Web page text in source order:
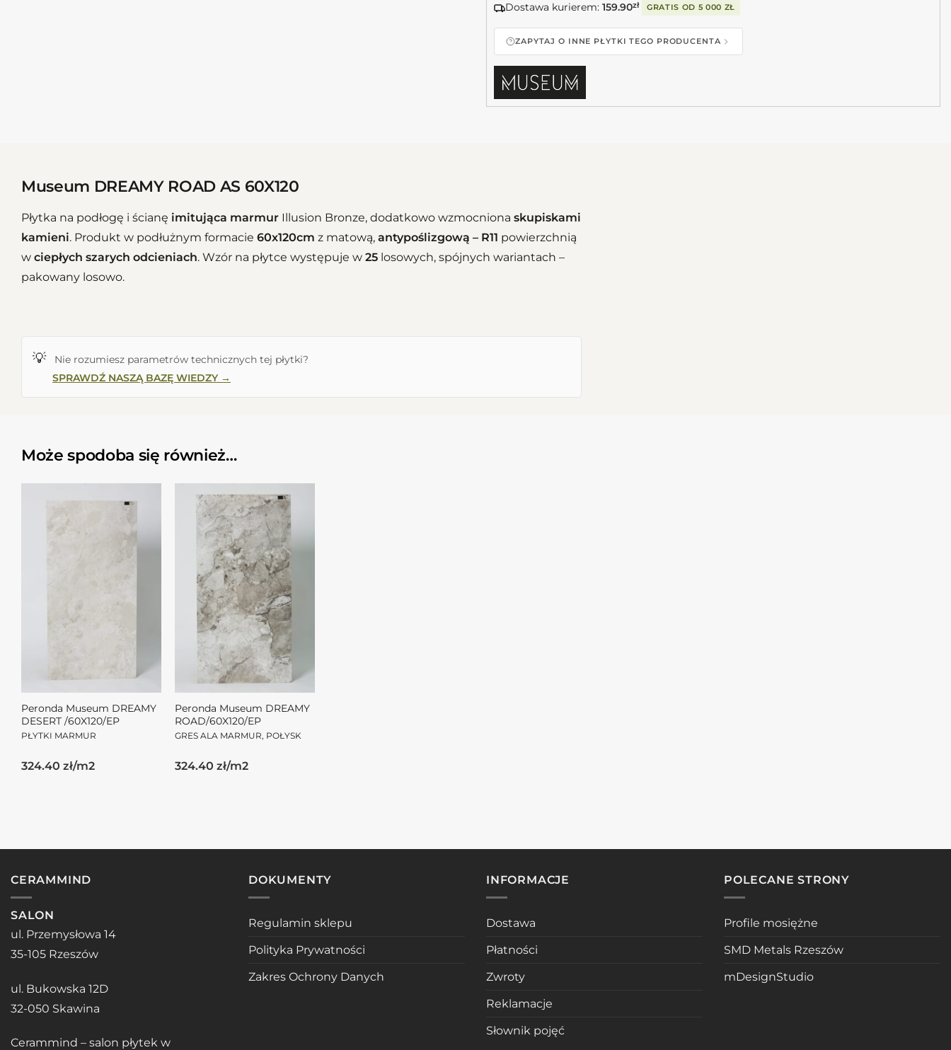
Dostawa kurierem: 159.90zł GRATIS OD 5 000 ZŁ
ZAPYTAJ O INNE PŁYTKI TEGO PRODUCENTA
Museum DREAMY ROAD AS 60X120
Płytka na podłogę i ścianę imitująca marmur Illusion Bronze, dodatkowo wzmocniona skupiskami
kamieni. Produkt w podłużnym formacie 60x120cm z matową, antypoślizgową – R11 powierzchnią
w ciepłych szarych odcieniach. Wzór na płytce występuje w 25 losowych, spójnych wariantach –
pakowany losowo.
💡 Nie rozumiesz parametrów technicznych tej płytki?
SPRAWDŹ NASZĄ BAZĘ WIEDZY →
Może spodoba się również…
Peronda Museum DREAMY
DESERT /60X120/EP
PŁYTKI MARMUR
324.40 zł/m2
Peronda Museum DREAMY
ROAD/60X120/EP
GRES ALA MARMUR, POŁYSK
324.40 zł/m2
CERAMMIND
SALON
ul. Przemysłowa 14
35-105 Rzeszów
ul. Bukowska 12D
32-050 Skawina
Cerammind – salon płytek w
DOKUMENTY
Regulamin sklepu
Polityka Prywatności
Zakres Ochrony Danych
INFORMACJE
Dostawa
Płatności
Zwroty
Reklamacje
Słownik pojęć
POLECANE STRONY
Profile mosiężne
SMD Metals Rzeszów
mDesignStudio